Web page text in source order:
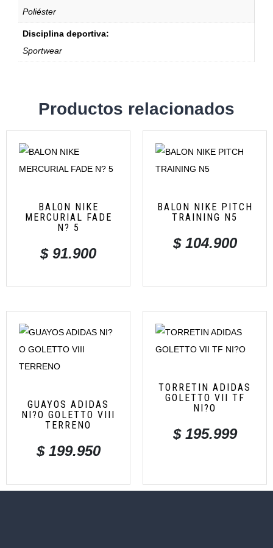
Poliéster
Disciplina deportiva:
Sportwear
Productos relacionados
BALON NIKE
MERCURIAL FADE
N? 5
$91.900
BALON NIKE PITCH
TRAINING N5
$104.900
GUAYOS ADIDAS
NI?O GOLETTO VIII
TERRENO
$199.950
TORRETIN ADIDAS
GOLETTO VII TF
NI?O
$195.999